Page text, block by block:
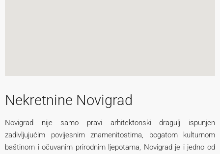
Nekretnine Novigrad
Novigrad nije samo pravi arhitektonski dragulj ispunjen
zadivljujućim povijesnim znamenitostima, bogatom kulturnom
baštinom i očuvanim prirodnim ljepotama, Novigrad je i jedno od